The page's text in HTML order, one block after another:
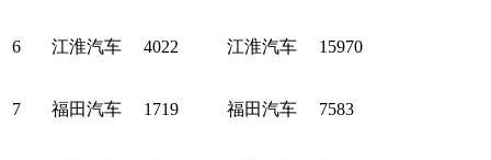
6 江淮汽车 4022 江淮汽车 15970
7 福田汽车 1719 福田汽车 7583